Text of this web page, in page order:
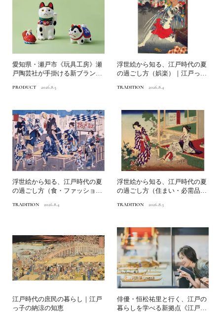
愛知県・瀬戸市《玩具工房》瀬
戸陶芸社が手掛ける新ブランド
PRODUCT 2026.8.5
浮世絵から知る、江戸時代の夏
の過ごし方（娯楽）｜江戸っ子
TRADITION 2026.8.4
浮世絵から知る、江戸時代の夏
の過ごし方（食・ファッショ
TRADITION 2026.8.4
浮世絵から知る、江戸時代の夏
の過ごし方（住まい・必需品）
TRADITION 2026.8.3
江戸時代の庶民の暮らし｜江戸
っ子の納涼の知恵
俳優・恒松祐里と行く、江戸の
暮らしを学べる新拠点《江戸東